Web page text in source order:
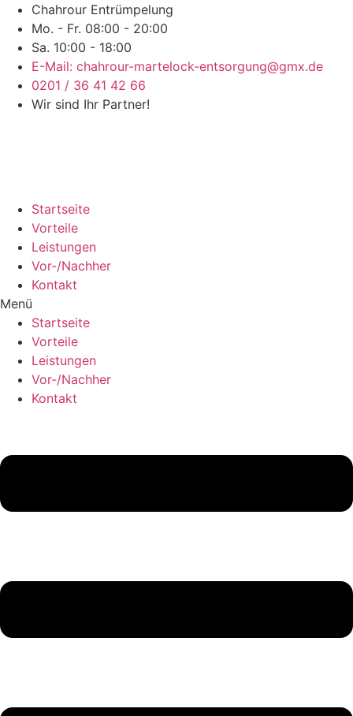
Chahrour Entrümpelung
Mo. - Fr. 08:00 - 20:00
Sa. 10:00 - 18:00
E-Mail: chahrour-martelock-entsorgung@gmx.de
0201 / 36 41 42 66
Wir sind Ihr Partner!
Startseite
Vorteile
Leistungen
Vor-/Nachher
Kontakt
Menü
Startseite
Vorteile
Leistungen
Vor-/Nachher
Kontakt